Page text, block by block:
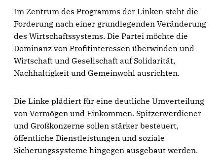
Im Zentrum des Programms der Linken steht die
Forderung nach einer grundlegenden Veränderung
des Wirtschaftssystems. Die Partei möchte die
Dominanz von Profitinteressen überwinden und
Wirtschaft und Gesellschaft auf Solidarität,
Nachhaltigkeit und Gemeinwohl ausrichten.
Die Linke plädiert für eine deutliche Umverteilung
von Vermögen und Einkommen. Spitzenverdiener
und Großkonzerne sollen stärker besteuert,
öffentliche Dienstleistungen und soziale
Sicherungssysteme hingegen ausgebaut werden.